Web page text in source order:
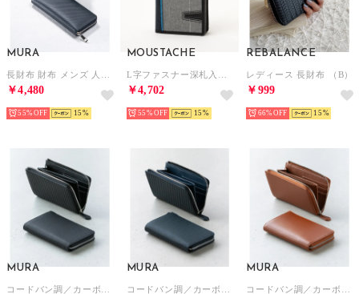
MURA
￥4,480
55% 15
MOUSTACHE
￥4,702
55% 15
REBALANCE
レディース 長財布 （B）
￥999
66% 15
MURA MURA MURA